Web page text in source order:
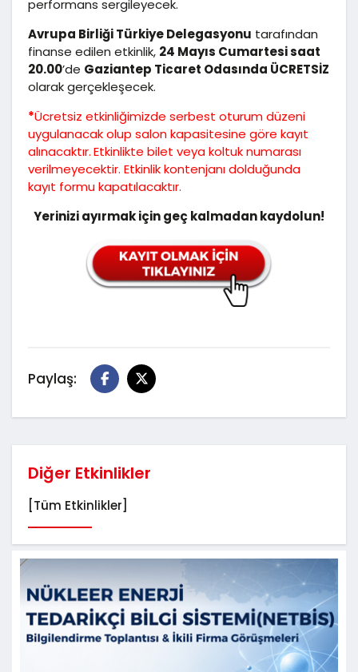
performans sergileyecek.
Avrupa Birliği Türkiye Delegasyonu tarafından
finanse edilen etkinlik, 24 Mayıs Cumartesi saat
20.00’de Gaziantep Ticaret Odasında ÜCRETSİZ
olarak gerçekleşecek.
*Ücretsiz etkinliğimizde serbest oturum düzeni
uygulanacak olup salon kapasitesine göre kayıt
alınacaktır.Etkinlikte bilet veya koltuk numarası
verilmeyecektir. Etkinlik kontenjanı dolduğunda
kayıt formu kapatılacaktır.
Yerinizi ayırmak için geç kalmadan kaydolun!
Paylaş:
Diğer Etkinlikler
[Tüm Etkinlikler]